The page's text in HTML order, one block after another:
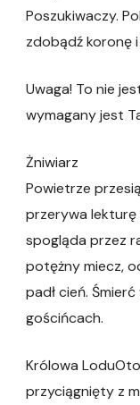
Poszukiwaczy.
zdobądź koronę
Uwaga! To nie
wymagany jest
Żniwiarz
Powietrze
przerywa
spogląda przez
potężny miecz,
padł cień.
gościńcach.
Królowa
przyciągnięty z